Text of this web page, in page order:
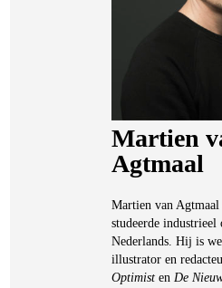
Martien
Agtmaal
Martien van Agtmaal
studeerde industrieel
Nederlands. Hij is
illustrator en
Optimist enDe